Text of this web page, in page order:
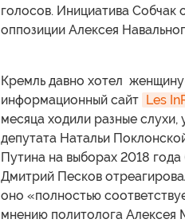
голосов. Инициатива Собчак
оппозиции Алексея
Кремль давно хотел
информационный сайт Les
месяца ходили разные
депутата Натальи
Путина на выборах 2018
Дмитрий Песков
оно «полностью
мнению политолога Алексея